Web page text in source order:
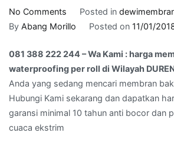
No Comments
081
222
244
–
Wa
Kami
Posted in
By Abang Morillo Posted on 11/01/
081 388 222 244 – Wa Kami : harga
waterproofing per roll di Wilayah
Anda yang sedang mencari membran
Hubungi Kami sekarang dan dapatkan
garansi minimal 10 tahun anti bocor dan
cuaca ekstrim